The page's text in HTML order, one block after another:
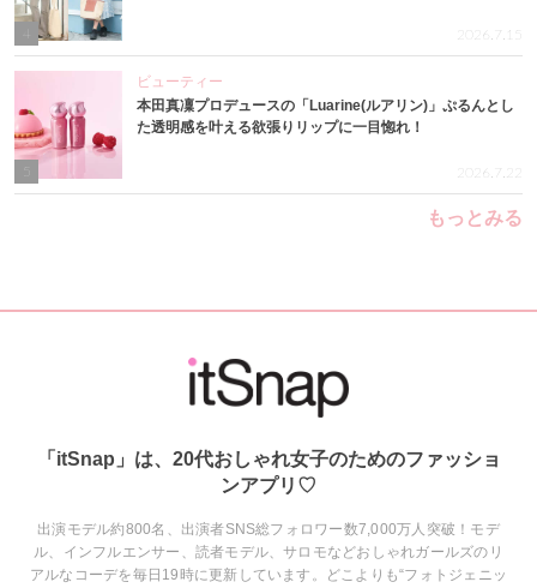
4 2026.7.15
ビューティー
本田真凜プロデュースの「Luarine(ルアリン)」ぷるんとし
た透明感を叶える欲張りリップに一目惚れ！
2026.7.22
もっとみる
「itSnap」は、20代おしゃれ女子のためのファッショ
ンアプリ♡
出演モデル約800名、出演者SNS総フォロワー数7,000万人突破！モデ
ル、インフルエンサー、読者モデル、サロモなどおしゃれガールズのリ
アルなコーデを毎日19時に更新しています。どこよりも“フォトジェニッ